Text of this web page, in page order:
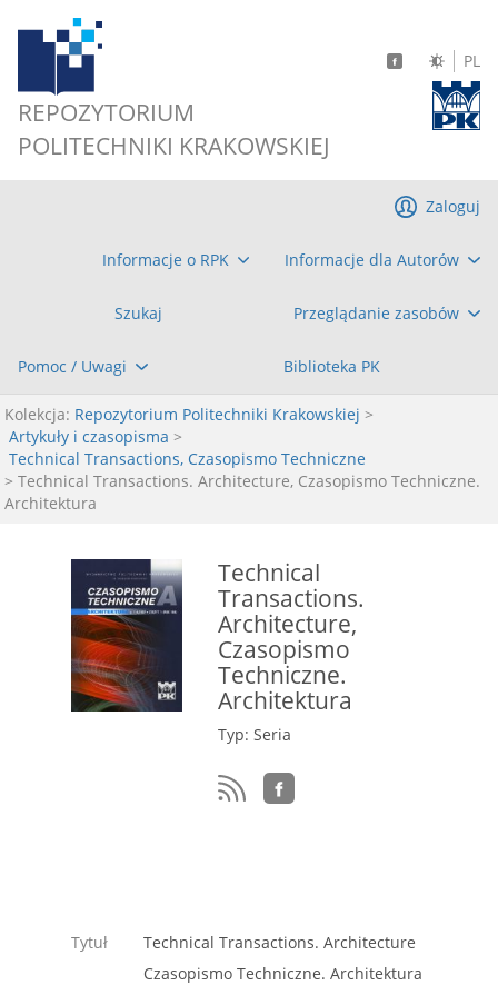
REPOZYTORIUM
POLITECHNIKI KRAKOWSKIEJ
PL
Informacje o RPK Informacje dla Autorów
Szukaj Przeglądanie zasobów
Pomoc / Uwagi Biblioteka PK
Zaloguj
Kolekcja: Repozytorium Politechniki Krakowskiej >
Artykuły i czasopisma >
Technical Transactions, Czasopismo Techniczne
> Technical Transactions. Architecture, Czasopismo Techniczne.
Architektura
Technical
Transactions.
Architecture,
Czasopismo
Techniczne.
Architektura
Typ: Seria
Tytuł
Technical Transactions. Architecture
Czasopismo Techniczne. Architektura